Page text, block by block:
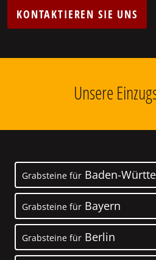
KONTAKTIEREN SIE UNS
Unsere
Grabsteine für Baden-
Grabsteine für Bayern
Grabsteine für Berlin